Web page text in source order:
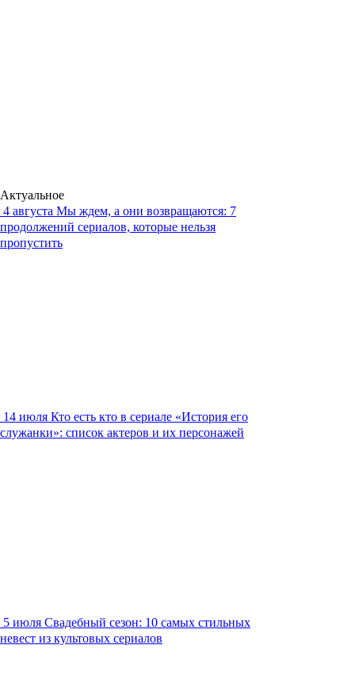
Актуальное
4 августа Мы ждем, а они возвращаются: 7
продолжений сериалов, которые нельзя
пропустить
14 июля Кто есть кто в сериале «История его
служанки»: список актеров и их персонажей
5 июля Свадебный сезон: 10 самых стильных
невест из культовых сериалов